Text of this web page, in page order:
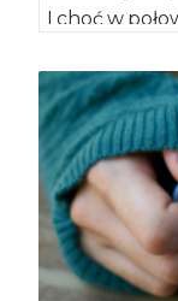
I choć w